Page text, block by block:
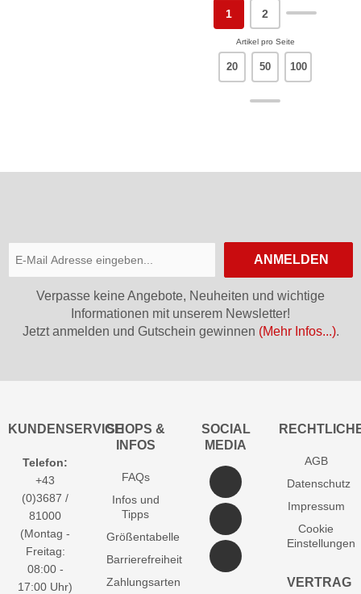
1 2
Artikel pro Seite
20 50 100
ANMELDEN
Verpasse keine Angebote, Neuheiten und wichtige
Informationen mit unserem Newsletter!
Jetzt anmelden und Gutschein gewinnen (Mehr Infos...).
KUNDENSERVICE
Telefon:
+43
(0)3687 /
81000
(Montag -
Freitag:
08:00 -
17:00 Uhr)
SHOPS &
INFOS
FAQs
Infos und
Tipps
Größentabelle
Barrierefreiheit
Zahlungsarten
SOCIAL
MEDIA
AGB
Datenschutz
Impressum
Cookie
Einstellungen
VERTRAG